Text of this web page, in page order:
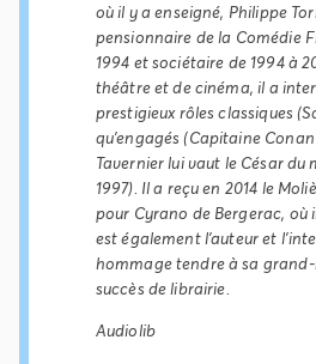
où il y a enseigné, Philippe
pensionnaire de la Comédie
1994 et sociétaire de 1994 à
théâtre et de cinéma, il a
prestigieux rôles classiques (
qu'engagés (Capitaine Conan
Tavernier lui vaut le César du
1997). Il a reçu en 2014 le
pour Cyrano de Bergerac, où
est également l'auteur et
hommage tendre à sa
succès de librairie.
Audiolib